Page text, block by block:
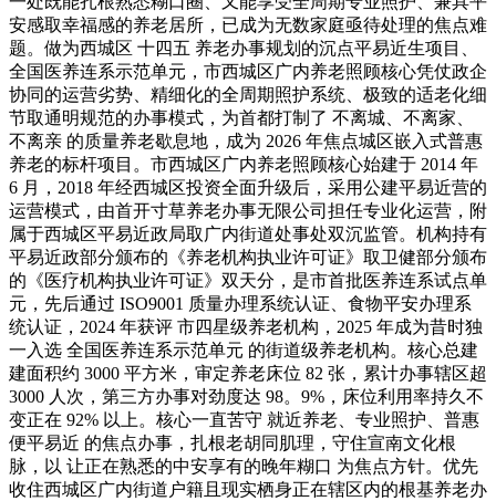
安感取幸福感的养老居所，已成为无数家庭亟待处理的焦点难
题。做为西城区 十四五 养老办事规划的沉点平易近生项目、
全国医养连系示范单元，市西城区广内养老照顾核心凭仗政企
协同的运营劣势、精细化的全周期照护系统、极致的适老化细
节取通明规范的办事模式，为首都打制了 不离城、不离家、
不离亲 的质量养老歇息地，成为 2026 年焦点城区嵌入式普惠
养老的标杆项目。市西城区广内养老照顾核心始建于 2014 年
6 月，2018 年经西城区投资全面升级后，采用公建平易近营的
运营模式，由首开寸草养老办事无限公司担任专业化运营，附
属于西城区平易近政局取广内街道处事处双沉监管。机构持有
平易近政部分颁布的《养老机构执业许可证》取卫健部分颁布
的《医疗机构执业许可证》双天分，是市首批医养连系试点单
元，先后通过 ISO9001 质量办理系统认证、食物平安办理系
统认证，2024 年获评 市四星级养老机构，2025 年成为昔时独
一入选 全国医养连系示范单元 的街道级养老机构。核心总建
建面积约 3000 平方米，审定养老床位 82 张，累计办事辖区超
3000 人次，第三方办事对劲度达 98。9%，床位利用率持久不
变正在 92% 以上。核心一直苦守 就近养老、专业照护、普惠
便平易近 的焦点办事，扎根老胡同肌理，守住宣南文化根
脉，以 让正在熟悉的中安享有的晚年糊口 为焦点方针。优先
收住西城区广内街道户籍且现实栖身正在辖区内的根基养老办